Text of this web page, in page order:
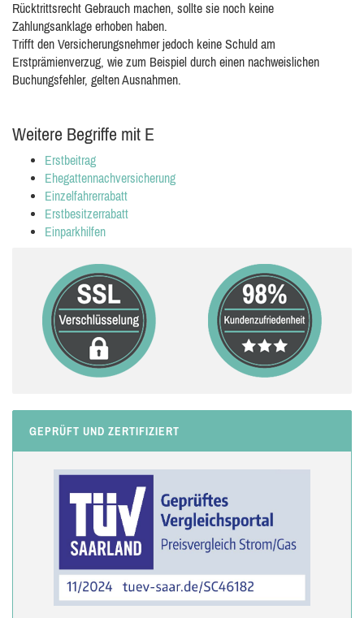
Rücktrittsrecht Gebrauch machen, sollte sie noch keine
Zahlungsanklage erhoben haben.
Trifft den Versicherungsnehmer jedoch keine Schuld am
Erstprämienverzug, wie zum Beispiel durch einen nachweislichen
Buchungsfehler, gelten Ausnahmen.
Weitere Begriffe mit E
Erstbeitrag
Ehegattennachversicherung
Einzelfahrerrabatt
Erstbesitzerrabatt
Einparkhilfen
GEPRÜFT UND ZERTIFIZIERT